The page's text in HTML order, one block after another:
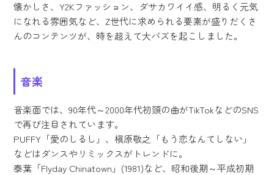
懐かしさ、Y2Kファッション、ダサカワイイ感、明るく元気
になれる雰囲気など、Z世代に求められる要素が盛りだくさ
んのコンテンツが、時を超えて大バズを起こしました。
音楽
音楽面では、90年代～2000年代初頭の曲がTikTokなどのSNS
で再び注目されています。
PUFFY「愛のしるし」、槇原敬之「もう恋なんてしない」
などはダンスやリミックスがトレンドに。
泰葉「Flyday Chinatown」(1981)など、昭和後期～平成初期